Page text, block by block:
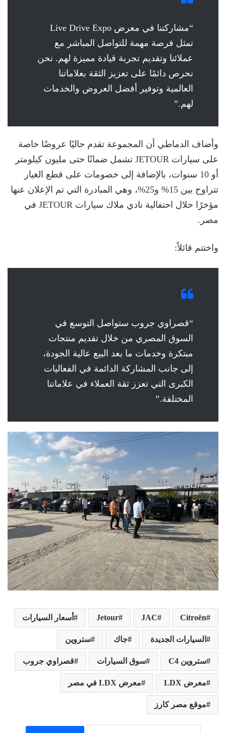
“مشاركتنا في معرض Live Drive Expo
تمثل فرصة مهمة للتواصل المباشر مع
عملائنا وتقديم تجربة قيادة مميزة لهم. نحن
نحرص دائمًا على تعزيز الثقة بعلاماتنا
العالمية وتوفير أفضل العروض والخدمات
لهم.”
وأضاف الدماطي أن المجموعة تقدم حاليًا عروضًا خاصة
على سيارات JETOUR تشمل ضمانًا حتى مليون كيلومتر
أو 10 سنوات، بالإضافة إلى خصومات على قطع الغيار
تتراوح بين 15% و25%، وهي المبادرة التي تم الإعلان عنها
مؤخرًا خلال احتفالية نادي ملاك سيارات JETOUR في
مصر.
واختتم قائلاً:
“قصراوي جروب ستواصل التوسع في
السوق المصري من خلال تقديم منتجات
مبتكرة وخدمات ما بعد البيع عالية الجودة،
إلى جانب المشاركة الدائمة في الفعاليات
الكبرى التي تعزز ثقة العملاء في علاماتنا
المختلفة.”
Citroën
JAC
Jetour أسعار السيارات
السيارات الجديدة جاك ستروين
ستروين C4 سوق السيارات قصراوي جروب
معرض LDX معرض LDX في مصر
موقع مصر كارز